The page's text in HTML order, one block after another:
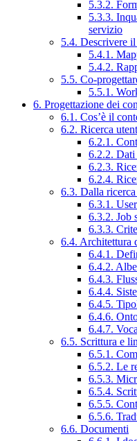
5.3.2.
5.3.3.
servizio
5.4. Descrivere
5.4.1.
5.4.2.
5.5. Co-
5.5.1.
6. Progettazione dei
6.1. Cos’è il
6.2. Ricerca
6.2.1.
6.2.2. Dati
6.2.3.
6.2.4.
6.3. Dalla
6.3.1.
6.3.2. Job
6.3.3.
6.4. Architettura
6.4.1.
6.4.2.
6.4.3.
6.4.4.
6.4.5.
6.4.6.
6.4.7.
6.5. Scrittura e
6.5.1.
6.5.2. Le
6.5.3.
6.5.4.
6.5.5.
6.5.6.
6.6. Documenti